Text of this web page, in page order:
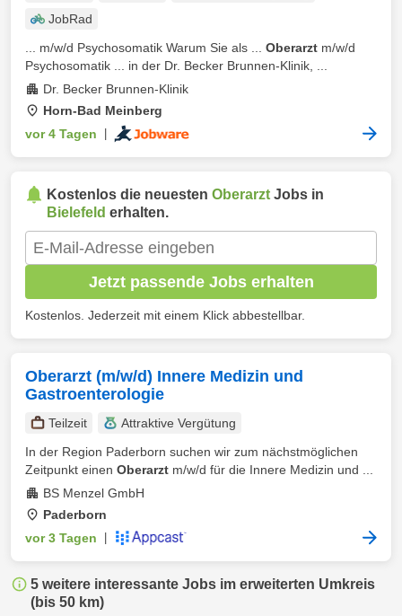
JobRad
... m/w/d Psychosomatik Warum Sie als ... Oberarzt m/w/d
Psychosomatik ... in der Dr. Becker Brunnen-Klinik, ...
Dr. Becker Brunnen-Klinik
Horn-Bad Meinberg
vor 4 Tagen
Kostenlos die neuesten Oberarzt Jobs in
Bielefeld erhalten.
Jetzt passende Jobs erhalten
Kostenlos. Jederzeit mit einem Klick abbestellbar.
Oberarzt (m/w/d) Innere Medizin und
Gastroenterologie
Teilzeit
Attraktive Vergütung
In der Region Paderborn suchen wir zum nächstmöglichen
Zeitpunkt einen Oberarzt m/w/d für die Innere Medizin und ...
BS Menzel GmbH
Paderborn
vor 3 Tagen
5 weitere interessante Jobs im erweiterten Umkreis
(bis 50 km)